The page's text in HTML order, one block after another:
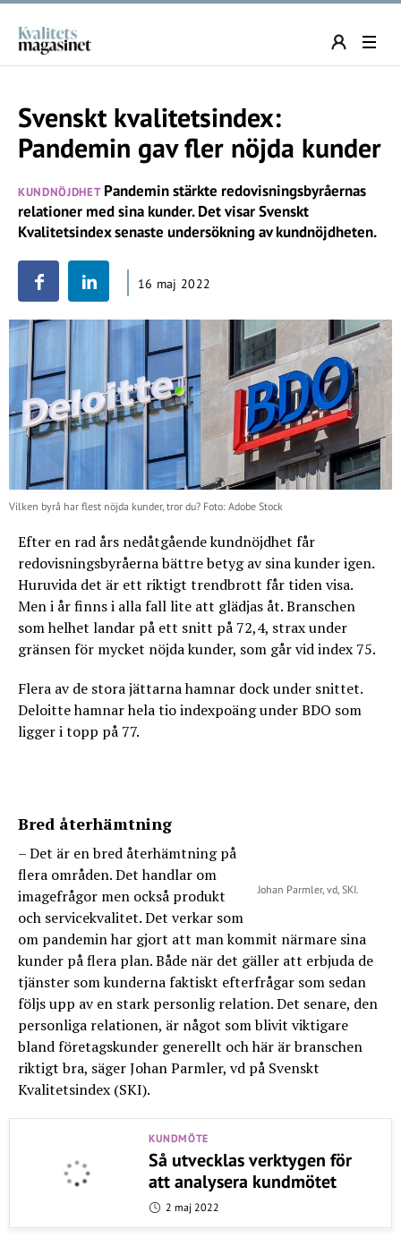
Svenskt kvalitetsindex:
Pandemin gav fler nöjda kunder
KUNDNÖJDHETPandemin stärkte redovisningsbyråernas
relationer med sina kunder. Det visar Svenskt
Kvalitetsindex senaste undersökning av kundnöjdheten.
16 maj 2022
Vilken byrå har flest nöjda kunder, tror du? Foto: Adobe Stock
Efter en rad års nedåtgående kundnöjdhet får
redovisningsbyråerna bättre betyg av sina kunder igen.
Huruvida det är ett riktigt trendbrott får tiden visa.
Men i år finns i alla fall lite att glädjas åt. Branschen
som helhet landar på ett snitt på 72,4, strax under
gränsen för mycket nöjda kunder, som går vid index 75.
Flera av de stora jättarna hamnar dock under snittet.
Deloitte hamnar hela tio indexpoäng under BDO som
ligger i topp på 77.
Bred återhämtning
Johan Parmler, vd, SKI.
– Det är en bred återhämtning på
flera områden. Det handlar om
imagefrågor men också produkt
och servicekvalitet. Det verkar som
om pandemin har gjort att man kommit närmare sina
kunder på flera plan. Både när det gäller att erbjuda de
tjänster som kunderna faktiskt efterfrågar som sedan
följs upp av en stark personlig relation. Det senare, den
personliga relationen, är något som blivit viktigare
bland företagskunder generellt och här är branschen
riktigt bra, säger Johan Parmler, vd på Svenskt
Kvalitetsindex (SKI).
KUNDMÖTE
Så utvecklas verktygen för
att analysera kundmötet
2 maj 2022